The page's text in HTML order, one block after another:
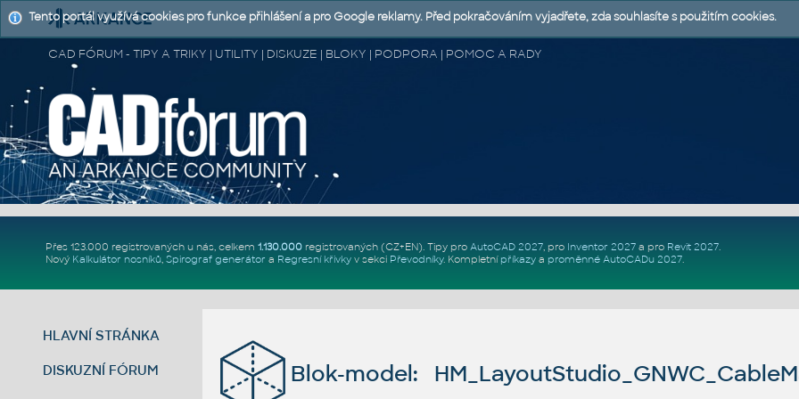
CAD FÓRUM - TIPY A TRIKY | UTILITY | DISKUZE | BLOKY | PODPORA | POMOC A RADY
Přes 123.000 registrovaných u nás, celkem 1.130.000registrovaných (CZ+EN). Tipy pro AutoCAD 2027, pro Inventor 2027a pro Revit 2027.
Nový Kalkulátor nosníků, Spirograf generátor a Regresní křivkyv sekci Převodníky. Kompletní příkazya proměnné AutoCADu 2027.
HLAVNÍ STRÁNKA
DISKUZNÍ FÓRUM Blok-model:
Tento portál využívá cookies pro funkce přihlášení a pro Google reklamy. Před pokračováním vyjadřete, zda souhlasíte s použitím cookies.